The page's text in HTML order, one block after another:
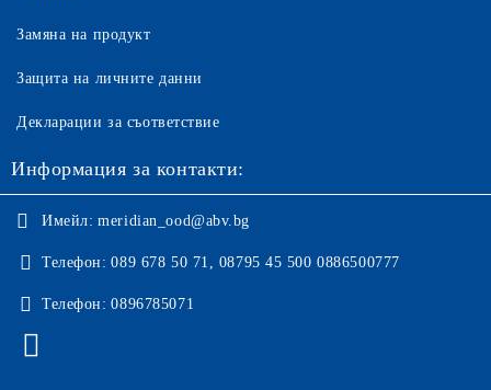
Замяна на продукт
Защита на личните данни
Декларации за съответствие
Информация за контакти:
Имейл: meridian_ood@abv.bg
Телефон: 089 678 50 71, 08795 45 500 0886500777
Телефон: 0896785071